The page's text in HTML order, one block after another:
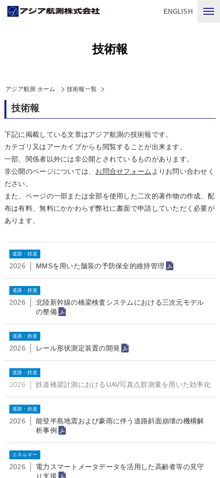
ENGLISH
技術報
アジア航測 ホーム 技術報一覧
技術報
下記に掲載している文章はアジア航測の技術報です。
カテゴリ又はアーカイブからも閲覧することが出来ます。
一部、関係者以外には非公開とされているものがあります。
非公開のページについては、 お問合せフォーム よりお問い合わせく
ださい。
また、ページの一部または全部を使用した二次的著作物の作成、配
布は有料、無料にかかわらず弊社に書面で申請していただく必要が
あります。
道路・鉄道
2026 MMSを用いた舗装の予防保全的維持管理
道路・鉄道
2026
北陸新幹線の橋梁検査システムにおける三次元モデル
の整備
道路・鉄道
2026 レール形状測定装置の開発
道路・鉄道
2026 鉄道橋梁計測におけるUAV写真点群測量を用いた効率化
道路・鉄道
2026
能登半島地震および豪雨に伴う道路斜面崩壊の機構解
析事例
エネルギー
2026
電力スマートメータデータを活用した高齢者等の見守
り支援